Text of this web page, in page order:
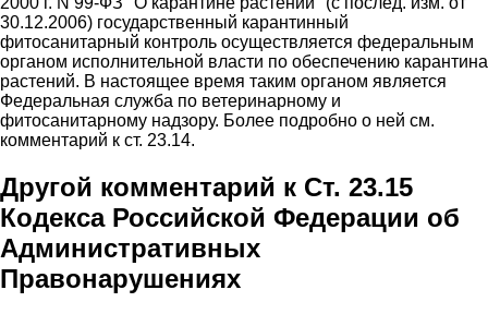
30.12.2006) государственный карантинный
фитосанитарный контроль осуществляется федеральным
органом исполнительной власти по обеспечению карантина
растений. В настоящее время таким органом является
Федеральная служба по ветеринарному и
фитосанитарному надзору. Более подробно о ней см.
комментарий к ст. 23.14.
Другой комментарий к Ст. 23.15
Кодекса Российской Федерации об
Административных
Правонарушениях